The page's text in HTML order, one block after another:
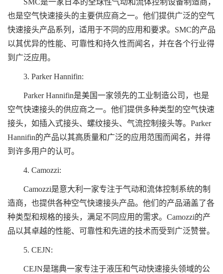
也是空气快速接头的主要供应商之一。他们提供广泛的空气
快速接头产品系列，适用于不同的应用和要求。SMC的产品
以其优异的性能、可靠性和持久性而闻名，并在各个行业得
到广泛应用。
3. Parker Hannifin:
Parker Hannifin是美国一家领先的工业制造公司，也是
空气快速接头的供应商之一。他们提供多种类型的空气快速
接头，如插入式接头、螺纹接头、气流控制接头等。Parker
Hannifin的产品以其高质量和广泛的应用范围而闻名，并得
到许多用户的认可。
4. Camozzi:
Camozzi是意大利一家专注于气动和流体控制系统的制
造商，也提供各种空气快速接头产品。他们的产品涵盖了各
种类型和规格的接头，满足不同应用的需求。Camozzi的产
品以其卓越的性能、可靠性和先进的技术而受到广泛赞誉。
5. CEJN:
CEJN是瑞典一家专注于液压和气动快速接头领域的公